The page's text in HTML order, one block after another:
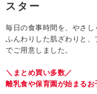
スター
毎日の食事時間を、やさし
ふんわりした肌ざわりと
でご用意しました。
＼まとめ買い多数／
離乳食や保育園が始まる